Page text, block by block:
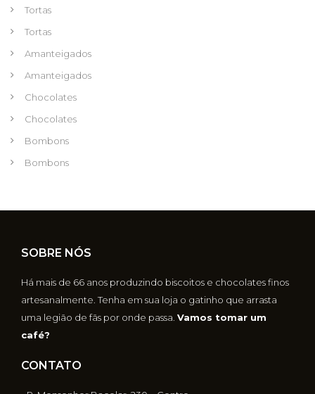
Tortas
Tortas
Amanteigados
Amanteigados
Chocolates
Chocolates
Bombons
Bombons
SOBRE NÓS
Há mais de 66 anos produzindo biscoitos e chocolates finos
artesanalmente. Tenha em sua loja o gatinho que arrasta
uma legião de fãs por onde passa. Vamos tomar um
café?
CONTATO